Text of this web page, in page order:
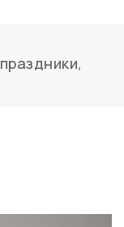
,